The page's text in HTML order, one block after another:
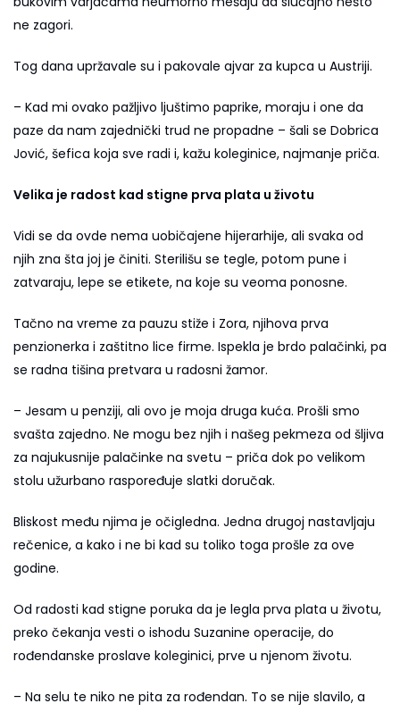
ne zagori.
Tog dana upržavale su i pakovale ajvar za kupca u Austriji.
– Kad mi ovako pažljivo ljuštimo paprike, moraju i one da
paze da nam zajednički trud ne propadne – šali se Dobrica
Jović, šefica koja sve radi i, kažu koleginice, najmanje priča.
Velika je radost kad stigne prva plata u životu
Vidi se da ovde nema uobičajene hijerarhije, ali svaka od
njih zna šta joj je činiti. Sterilišu se tegle, potom pune i
zatvaraju, lepe se etikete, na koje su veoma ponosne.
Tačno na vreme za pauzu stiže i Zora, njihova prva
penzionerka i zaštitno lice firme. Ispekla je brdo palačinki, pa
se radna tišina pretvara u radosni žamor.
– Jesam u penziji, ali ovo je moja druga kuća. Prošli smo
svašta zajedno. Ne mogu bez njih i našeg pekmeza od šljiva
za najukusnije palačinke na svetu – priča dok po velikom
stolu užurbano raspoređuje slatki doručak.
Bliskost među njima je očigledna. Jedna drugoj nastavljaju
rečenice, a kako i ne bi kad su toliko toga prošle za ove
godine.
Od radosti kad stigne poruka da je legla prva plata u životu,
preko čekanja vesti o ishodu Suzanine operacije, do
rođendanske proslave koleginici, prve u njenom životu.
– Na selu te niko ne pita za rođendan. To se nije slavilo, a